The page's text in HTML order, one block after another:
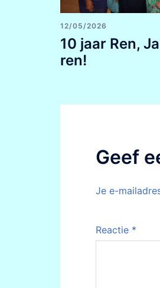
12/05/2026
10 jaar Ren,
ren!
Geef
Je e-
Reactie *